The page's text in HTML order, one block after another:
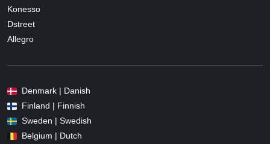
Konesso
Dstreet
Allegro
Denmark | Danish
Finland | Finnish
Sweden | Swedish
Belgium | Dutch